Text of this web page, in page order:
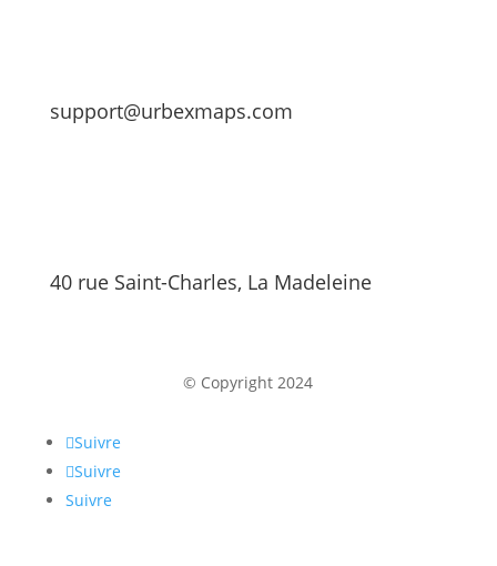
support@urbexmaps.com
40 rue Saint-Charles, La Madeleine
© Copyright 2024
Suivre
Suivre
Suivre